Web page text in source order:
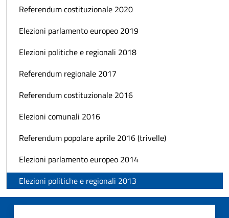
Referendum costituzionale 2020
Elezioni parlamento europeo 2019
Elezioni politiche e regionali 2018
Referendum regionale 2017
Referendum costituzionale 2016
Elezioni comunali 2016
Referendum popolare aprile 2016 (trivelle)
Elezioni parlamento europeo 2014
Elezioni politiche e regionali 2013